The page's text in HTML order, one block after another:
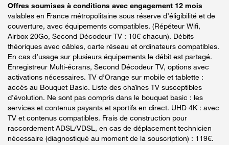
Offres soumises à conditions avec engagement 12 mois
valables en France métropolitaine sous réserve d’éligibilité et de
couverture, avec équipements compatibles. (Répéteur Wifi,
Airbox 20Go, Second Décodeur TV : 10€ chacun). Débits
théoriques avec câbles, carte réseau et ordinateurs compatibles.
En cas d’usage sur plusieurs équipements le débit est partagé.
Enregistreur Multi-écrans, Second Décodeur TV, options avec
activations nécessaires. TV d’Orange sur mobile et tablette :
accès au Bouquet Basic. Liste des chaînes TV susceptibles
d’évolution. Ne sont pas compris dans le bouquet basic : les
services et contenus payants et sportifs en direct. UHD 4K : avec
TV et contenus compatibles. Frais de construction pour
raccordement ADSL/VDSL, en cas de déplacement technicien
nécessaire (diagnostiqué au moment de la souscription) : 119€.